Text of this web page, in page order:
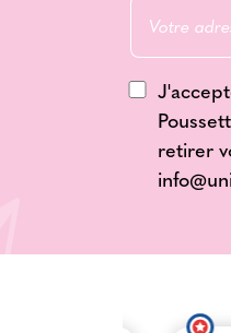
retirer